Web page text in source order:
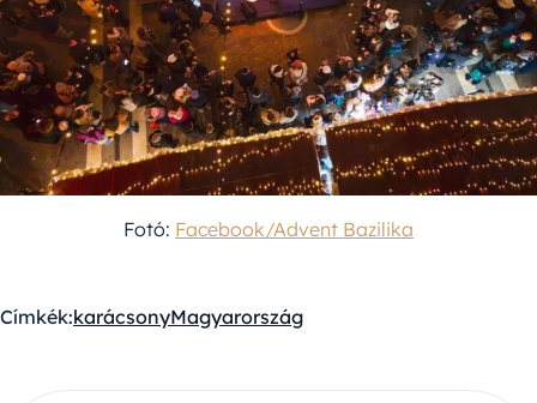
Fotó: Facebook/Advent Bazilika
Címkék:karácsonyMagyarország